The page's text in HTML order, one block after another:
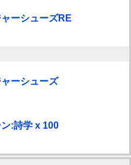
ーシューズRE
ーシューズ
:詩学 x 100